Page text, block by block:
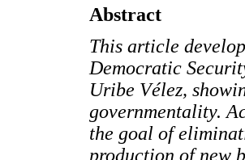
Abstract
This article
Democratic
Uribe Vélez,
governmentality.
the goal of
production of new